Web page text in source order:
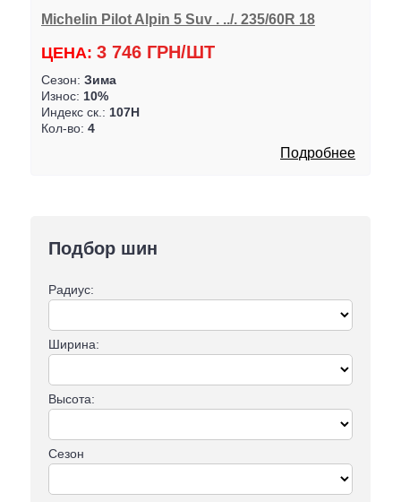
Подбор шин
Радиус:
Ширина:
Высота:
Сезон
Michelin Pilot Alpin 5 Suv . ../. 235/60R 18
ЦЕНА: 3 746 ГРН/ШТ
Сезон: Зима
Износ: 10%
Индекс ск.: 107H
Кол-во: 4
Подробнее